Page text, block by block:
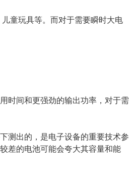
童玩具等。而对于需要瞬时大电
时间和更强劲的输出功率，对于需
测出的，是电子设备的重要技术参
差的电池可能会夸大其容量和能